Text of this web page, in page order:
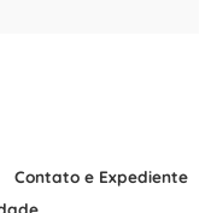
Contato e Expediente